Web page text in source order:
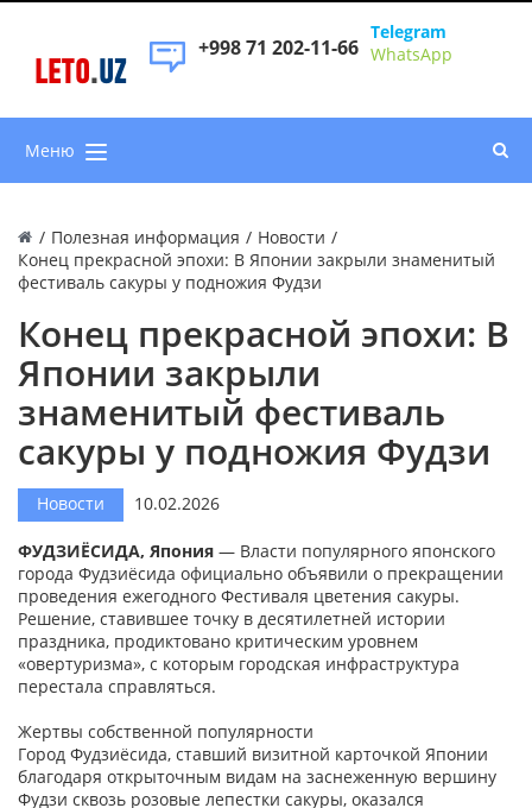
LETO.UZ
+998 71 202-11-66
Telegram
WhatsApp
Меню
/ Полезная информация / Новости /
Конец прекрасной эпохи: В Японии закрыли знаменитый
фестиваль сакуры у подножия Фудзи
Конец прекрасной эпохи: В
Японии закрыли
знаменитый фестиваль
сакуры у подножия Фудзи
Новости 10.02.2026
ФУДЗИЁСИДА, Япония — Власти популярного японского
города Фудзиёсида официально объявили о прекращении
проведения ежегодного Фестиваля цветения сакуры.
Решение, ставившее точку в десятилетней истории
праздника, продиктовано критическим уровнем
«овертуризма», с которым городская инфраструктура
перестала справляться.
Жертвы собственной популярности
Город Фудзиёсида, ставший визитной карточкой Японии
благодаря открыточным видам на заснеженную вершину
Фудзи сквозь розовые лепестки сакуры, оказался